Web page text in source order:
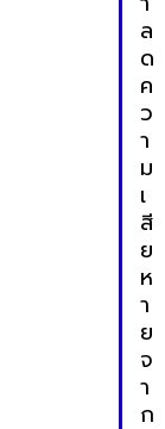
ล
ด
ค
ว
า
ม
เ
สี
ย
ห
า
ย
จ
า
ก